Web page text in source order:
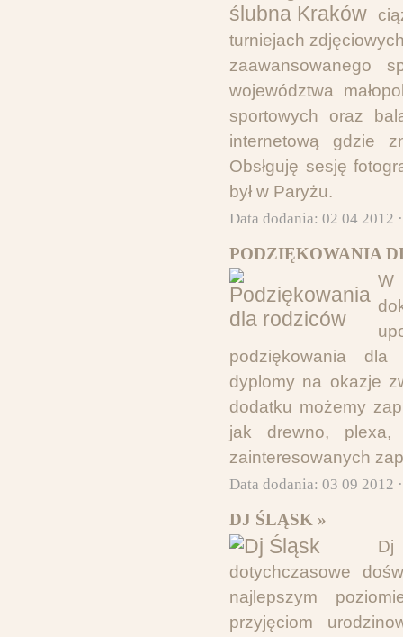
turniejach
zaawansowanego
województwa
sportowych oraz
internetową gdzie
Obsłguję sesję
był w Paryżu.
Data dodania: 02 04 2012
PODZIĘKOWANIA
W
podziękowania dla
dyplomy na okazje
dodatku możemy
jak drewno,
zainteresowanych
Data dodania: 03 09 2012
DJ ŚLĄSK »
Dj
dotychczasowe
najlepszym
przyjęciom